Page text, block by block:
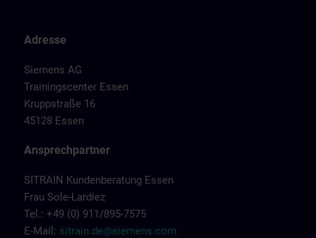
Adresse
Siemens AG
Trainingscenter Essen
Kruppstraße 16
45128 Essen
Ansprechpartner
SITRAIN Kundenberatung Essen
Frau Sole-Lardiez
Tel.: +49 (0) 911/895-7575
E-Mail: sitrain.de@siemens.com